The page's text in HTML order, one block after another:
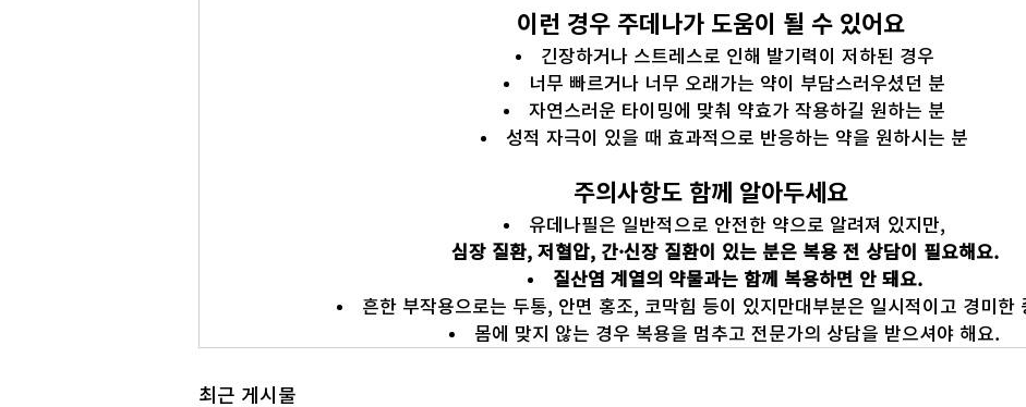
이런 경우 주데나가 도움이 될 수 있어요
긴장하거나 스트레스로 인해 발기력이 저하된 경우
너무 빠르거나 너무 오래가는 약이 부담스러우셨던 분
자연스러운 타이밍에 맞춰 약효가 작용하길 원하는 분
성적 자극이 있을 때 효과적으로 반응하는 약을 원하시는 분
주의사항도 함께 알아두세요
유데나필은 일반적으로 안전한 약으로 알려져 있지만,
심장 질환, 저혈압, 간·신장 질환이 있는 분은 복용 전 상담이 필요해요.
질산염 계열의 약물과는 함께 복용하면 안 돼요.
흔한 부작용으로는 두통, 안면 홍조, 코막힘 등이 있지만대부분은 일시적이고 경미한
몸에 맞지 않는 경우 복용을 멈추고 전문가의 상담을 받으셔야 해요.
최근 게시물